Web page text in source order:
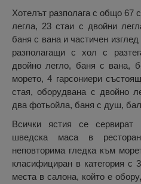
Хотелът разполага с общо 67
легла, 23 стаи с двойни
баня с вана и частичен
разполагащи с хол с
двойно легло, баня с вана,
морето, 4 гарсониери
стая, оборудвана с двойно
два фотьойла, баня с душ,
Всички ястия се
шведска маса в
неповторима гледка към
класифициран в категория с
места в салона, който е